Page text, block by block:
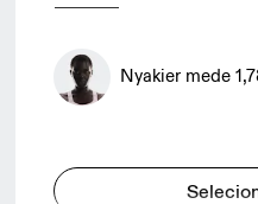
Nyakier mede